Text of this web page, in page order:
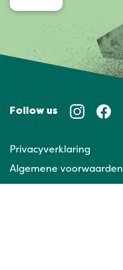
Follow us
Privacyverklaring
Algemene voorwaarden
Huisregels